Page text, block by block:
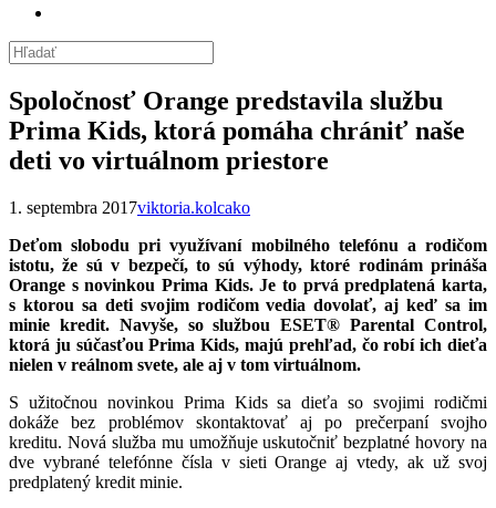
Spoločnosť Orange predstavila službu
Prima Kids, ktorá pomáha chrániť naše
deti vo virtuálnom priestore
1. septembra 2017viktoria.kolcako
Deťom slobodu pri využívaní mobilného telefónu a rodičom
istotu, že sú v bezpečí, to sú výhody, ktoré rodinám prináša
Orange s novinkou Prima Kids.Je to prvá predplatená karta,
s ktorou sa deti svojim rodičom vedia dovolať, aj keď sa im
minie kredit. Navyše, so službou ESET® Parental Control,
ktorá ju súčasťou Prima Kids, majú prehľad, čo robíich dieťa
nielen v reálnom svete, ale aj v tom virtuálnom.
S užitočnou novinkou Prima Kids sa dieťa so svojimi rodičmi
dokáže bez problémov skontaktovať aj po prečerpaní svojho
kreditu. Nová služba mu umožňuje uskutočniť bezplatné hovory na
dve vybrané telefónne čísla v sieti Orange aj vtedy, ak už svoj
predplatený kredit minie.